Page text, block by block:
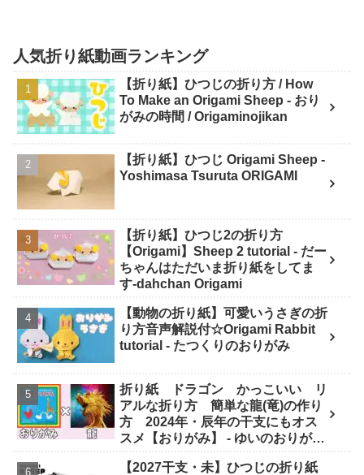
人気折り紙動画ランキング
【折り紙】ひつじの折り方 / How
To Make an Origami Sheep - おり
がみの時間 / Origaminojikan
【折り紙】ひつじ Origami Sheep -
Yoshimasa Tsuruta ORIGAMI
【折り紙】ひつじ2の折り方
【Origami】Sheep 2 tutorial - だー
ちゃんはただいま折り紙をしてま
す-dahchan Origami
【動物の折り紙】可愛いうさぎの折
り方音声解説付☆Origami Rabbit
tutorial - たつくりのおりがみ
折り紙 ドラゴン かっこいい リ
アルな折り方 簡単な龍(竜)の作り
方 2024年・辰年の干支にもオス
スメ【おりがみ】 - ゆいのおりがみ
【2027干支・未】ひつじの折り紙